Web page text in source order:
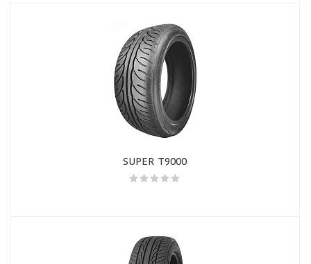
SUPER T9000